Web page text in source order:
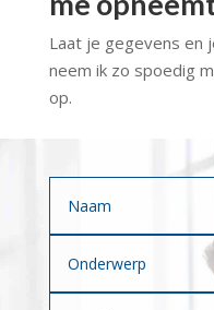
Laat je gegevens en
neem ik zo spoedig
op.